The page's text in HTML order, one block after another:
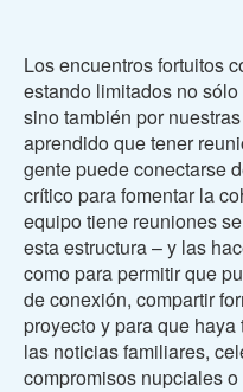
Los encuentros fortuitos
estando limitados no
sino también por
aprendido que tener
gente puede conectarse
crítico para fomentar la
equipo tiene reuniones
esta estructura – y las
como para permitir que
de conexión, compartir
proyecto y para que
las noticias familiares,
compromisos nupciales